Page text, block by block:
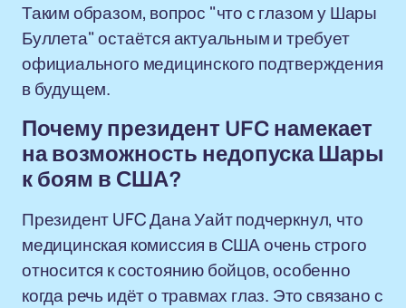
Таким образом, вопрос "что с глазом у Шары
Буллета" остаётся актуальным и требует
официального медицинского подтверждения
в будущем.
Почему президент UFC намекает
на возможность недопуска Шары
к боям в США?
Президент UFC Дана Уайт подчеркнул, что
медицинская комиссия в США очень строго
относится к состоянию бойцов, особенно
когда речь идёт о травмах глаз. Это связано с